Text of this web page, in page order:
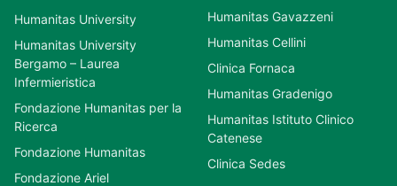
Humanitas University
Humanitas University
Bergamo – Laurea
Infermieristica
Fondazione Humanitas per la
Ricerca
Fondazione Humanitas
Fondazione Ariel
Humanitas Gavazzeni
Humanitas Cellini
Clinica Fornaca
Humanitas Gradenigo
Humanitas Istituto Clinico
Catenese
Clinica Sedes